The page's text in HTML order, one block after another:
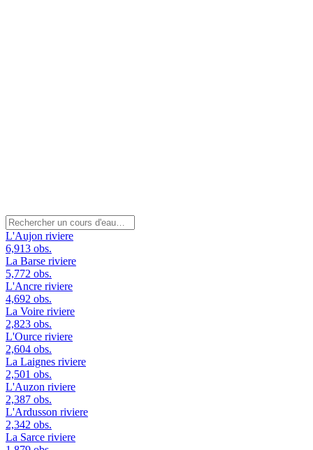
L'Aujon riviere
6,913 obs.
La Barse riviere
5,772 obs.
L'Ancre riviere
4,692 obs.
La Voire riviere
2,823 obs.
L'Ource riviere
2,604 obs.
La Laignes riviere
2,501 obs.
L'Auzon riviere
2,387 obs.
L'Ardusson riviere
2,342 obs.
La Sarce riviere